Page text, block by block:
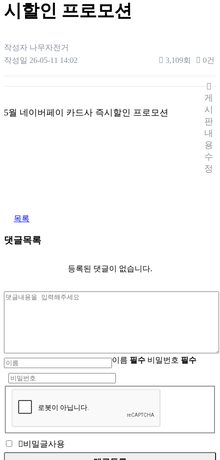
시할인 프로모션
작성자 나무자전거
작성일 26-05-11 14:02 3,109회 0건
게
시
판
내
용
수
정
5월 네이버페이 카드사 즉시할인 프로모션
목록
댓글목록
등록된 댓글이 없습니다.
이름 필수 비밀번호 필수
비밀글사용